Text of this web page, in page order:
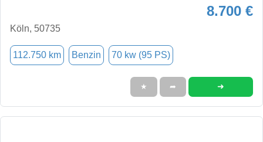
8.700 €
Köln, 50735
112.750 km Benzin 70 kw (95 PS)
★ ➦ ➜